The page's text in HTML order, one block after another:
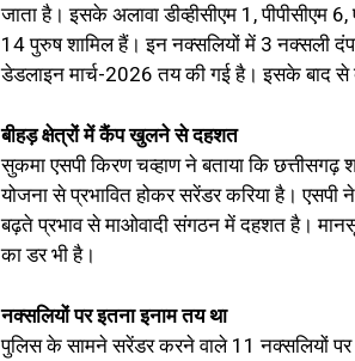
जाता है। इसके अलावा डीव्हीसीएम 1,
14 पुरुष शामिल हैं। इन नक्सलियों में 3 नक्सली
डेडलाइन मार्च-2026 तय की गई है। इसके बाद से
बीहड़ क्षेत्रों में कैंप खुलने से दहशत
सुकमा एसपी किरण चव्हाण ने बताया कि छत्तीसगढ़
योजना से प्रभावित होकर सरेंडर करिया है।
बढ़ते प्रभाव से माओवादी संगठन में दहशत है।
का डर भी है।
नक्सलियों पर इतना इनाम तय था
पुलिस के सामने सरेंडर करने वाले 11 नक्सलियों